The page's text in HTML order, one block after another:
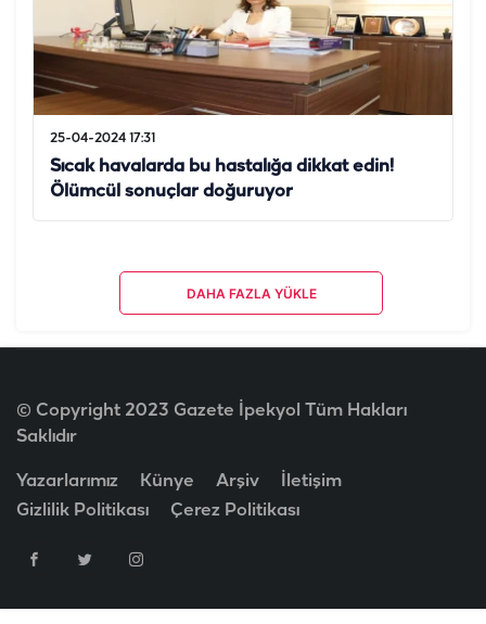
25-04-2024 17:31
Sıcak havalarda bu hastalığa dikkat edin!
Ölümcül sonuçlar doğuruyor
DAHA FAZLA YÜKLE
© Copyright 2023 Gazete İpekyol Tüm Hakları
Saklıdır
Yazarlarımız Künye Arşiv
İletişim
Gizlilik Politikası
Çerez Politikası